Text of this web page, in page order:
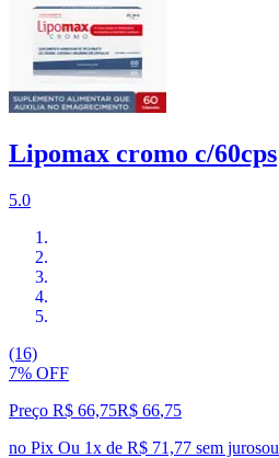
Lipomax cromo c/60cps
5.0
(16)
7% OFF
Preço R$ 66,75R$ 66,75
no Pix Ou 1x de R$ 71,77 sem jurosou